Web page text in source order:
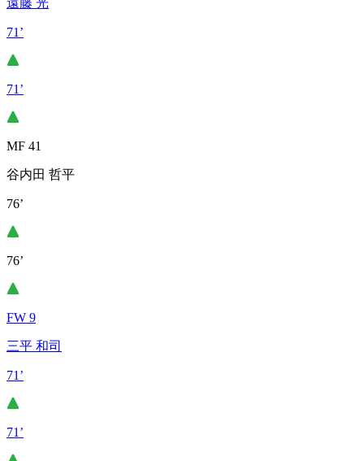
71’
71’
MF 41
谷内田 哲平
76’
76’
FW 9
三平 和司
71’
71’